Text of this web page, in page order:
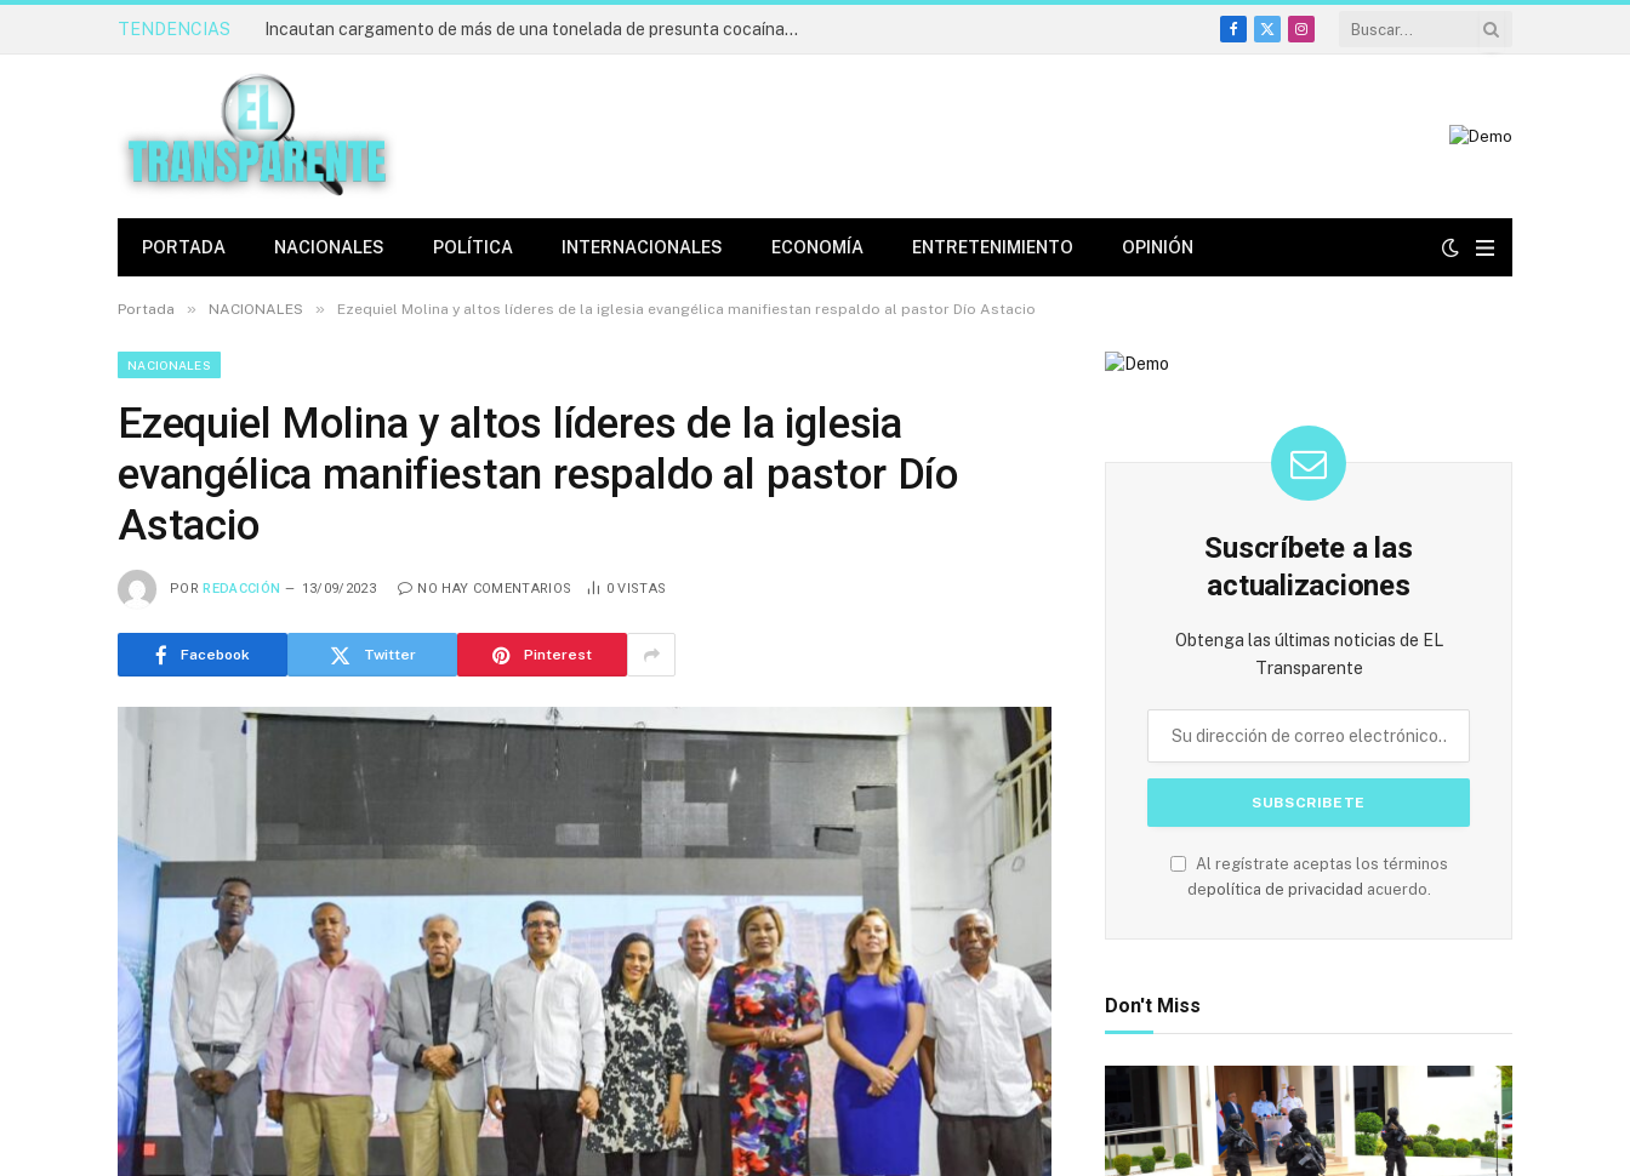
TENDENCIAS Incautan cargamento de más de una tonelada de presunta cocaína; apresan cuatro
Facebook
X
Instagram
PORTADA NACIONALES POLÍTICA INTERNACIONALES ECONOMÍA ENTRETENIMIENTO OPINIÓN
Portada » NACIONALES » Ezequiel Molina y altos líderes de la iglesia evangélica manifiestan respaldo al pastor Dío Astacio
NACIONALES
Ezequiel Molina y altos líderes de la iglesia
evangélica manifiestan respaldo al pastor Dío
Astacio
POR REDACCIÓN 13/09/2023 NO HAY COMENTARIOS 0VISTAS
Facebook Twitter Pinterest
Suscríbete a las
actualizaciones
Obtenga las últimas noticias de EL
Transparente
Al regístrate aceptas los términos
depolítica de privacidad acuerdo.
Don't Miss